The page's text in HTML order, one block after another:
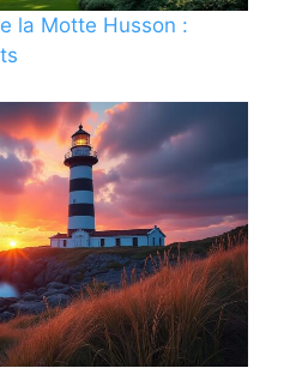
la Motte Husson :